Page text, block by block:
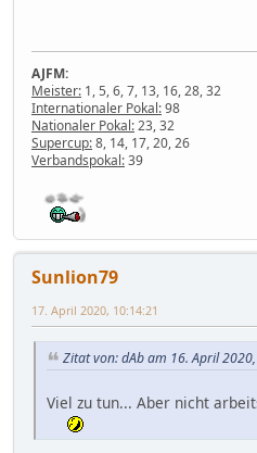
AJFM:
Meister: 1, 5, 6, 7, 13, 16, 28, 32
Internationaler Pokal:98
Nationaler Pokal:23, 32
Supercup:8, 14, 17, 20, 26
Verbandspokal:39
Sunlion79
17. April 2020, 10:14:21
Zitat von: dAb am 16. April
Viel zu tun... Aber nicht